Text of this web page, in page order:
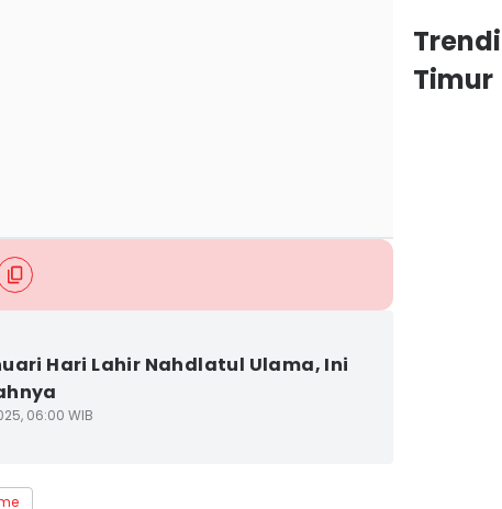
Hari Lahir Nahdlatul Ulama, Ini
06:00 WIB
Timur